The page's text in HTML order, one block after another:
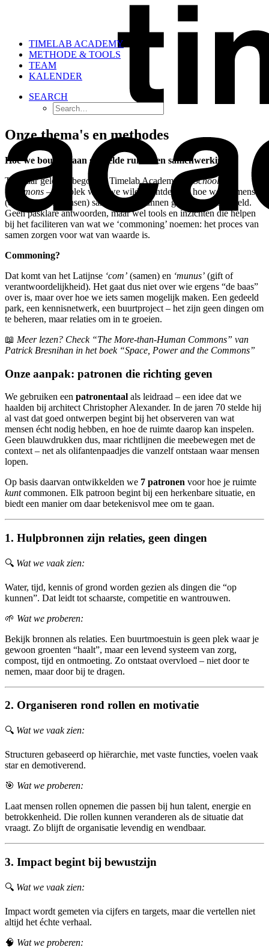
TIMELAB ACADEMY
METHODE & TOOLS
TEAM
KALENDER
SEARCH
Onze thema's en methodes
Hoe we bouwen aan gedeelde ruimte en samenwerking
Tien jaar geleden begon de Timelab Academy als School of
Commons – een plek waar we wilden ontdekken hoe we als mensen
(én meer-dan-mensen) samen vorm kunnen geven aan de wereld.
Geen pasklare antwoorden, maar wel tools en inzichten die helpen
bij het faciliteren van wat we ‘commoning’ noemen: het proces van
samen zorgen voor wat van waarde is.
Commoning?
Dat komt van het Latijnse ‘com’ (samen) en ‘munus’ (gift of
verantwoordelijkheid). Het gaat dus niet over wie ergens “de baas”
over is, maar over hoe we iets samen mogelijk maken. Een gedeeld
park, een kennisnetwerk, een buurtproject – het zijn geen dingen om
te beheren, maar relaties om in te groeien.
📖 Meer lezen? Check “The More-than-Human Commons” van
Patrick Bresnihan in het boek “Space, Power and the Commons”
Onze aanpak: patronen die richting geven
We gebruiken een patronentaal als leidraad – een idee dat we
haalden bij architect Christopher Alexander. In de jaren 70 stelde hij
al vast dat goed ontwerpen begint bij het observeren van wat
mensen écht nodig hebben, en hoe de ruimte daarop kan inspelen.
Geen blauwdrukken dus, maar richtlijnen die meebewegen met de
context – net als olifantenpaadjes die vanzelf ontstaan waar mensen
lopen.
Op basis daarvan ontwikkelden we 7 patronen voor hoe je ruimte
kuntcommonen. Elk patroon begint bij een herkenbare situatie, en
biedt een manier om daar betekenisvol mee om te gaan.
1. Hulpbronnen zijn relaties, geen dingen
🔍 Wat we vaak zien:
Water, tijd, kennis of grond worden gezien als dingen die “op
kunnen”. Dat leidt tot schaarste, competitie en wantrouwen.
🌱 Wat we proberen:
Bekijk bronnen als relaties. Een buurtmoestuin is geen plek waar je
gewoon groenten “haalt”, maar een levend systeem van zorg,
compost, tijd en ontmoeting. Zo ontstaat overvloed – niet door te
nemen, maar door bij te dragen.
2. Organiseren rond rollen en motivatie
🔍 Wat we vaak zien:
Structuren gebaseerd op hiërarchie, met vaste functies, voelen vaak
star en demotiverend.
🎯 Wat we proberen:
Laat mensen rollen opnemen die passen bij hun talent, energie en
betrokkenheid. Die rollen kunnen veranderen als de situatie dat
vraagt. Zo blijft de organisatie levendig en wendbaar.
3. Impact begint bij bewustzijn
🔍 Wat we vaak zien:
Impact wordt gemeten via cijfers en targets, maar die vertellen niet
altijd het échte verhaal.
🧠 Wat we proberen: